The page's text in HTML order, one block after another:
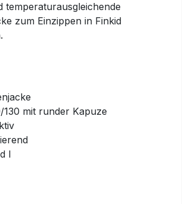
temperaturausgleichende
zum Einzippen in Finkid
130 mit runder Kapuze
I